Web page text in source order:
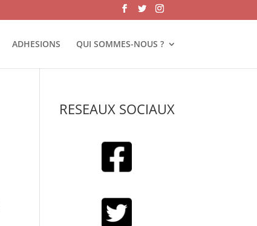
ADHESIONS QUI SOMMES-NOUS ?
RESEAUX SOCIAUX